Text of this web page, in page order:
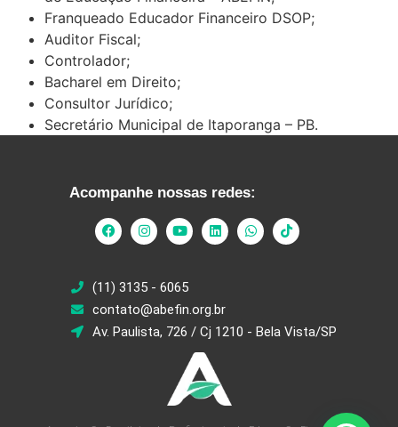
Franqueado Educador Financeiro DSOP;
Auditor Fiscal;
Controlador;
Bacharel em Direito;
Consultor Jurídico;
Secretário Municipal de Itaporanga – PB.
Acompanhe nossas redes:
(11) 3135 - 6065
contato@abefin.org.br
Av. Paulista, 726 / Cj 1210 - Bela Vista/SP